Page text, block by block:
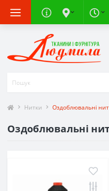
Нитки Оздоблювальні
Оздоблювальні